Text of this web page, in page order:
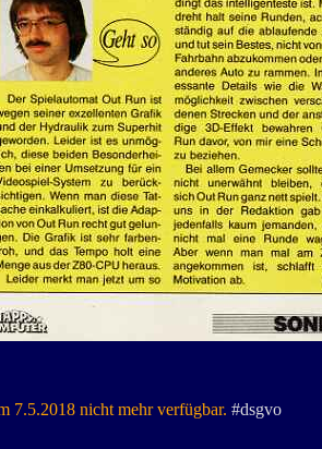
7.5.2018 nicht mehr verfügbar. #dsgvo